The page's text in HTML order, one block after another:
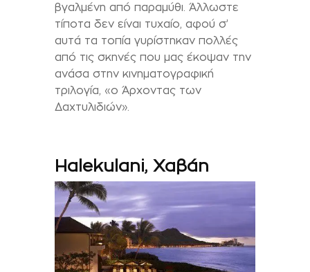
βγαλμένη από παραμύθι. Άλλωστε
τίποτα δεν είναι τυχαίο, αφού σ’
αυτά τα τοπία γυρίστηκαν πολλές
από τις σκηνές που μας έκοψαν την
ανάσα στην κινηματογραφική
τριλογία, «ο Άρχοντας των
Δαχτυλιδιών».
Halekulani, Χαβάη